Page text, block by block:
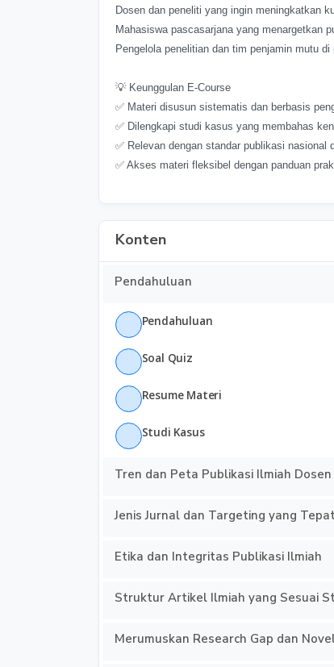
Dosen dan peneliti yang ingin meningkatkan
Mahasiswa pascasarjana yang menargetkan
Pengelola penelitian dan tim penjamin mutu di
💡 Keunggulan E-Course
✅ Materi disusun sistematis dan berbasis
✅ Dilengkapi studi kasus yang membahas
✅ Relevan dengan standar publikasi nasional
✅ Akses materi fleksibel dengan panduan
Konten
Pendahuluan
Pendahuluan
Soal Quiz
Resume Materi
Studi Kasus
Tren dan Peta Publikasi Ilmiah Dosen
Jenis Jurnal dan Targeting yang
Etika dan Integritas Publikasi Ilmiah
Struktur Artikel Ilmiah yang Sesuai
Merumuskan Research Gap dan